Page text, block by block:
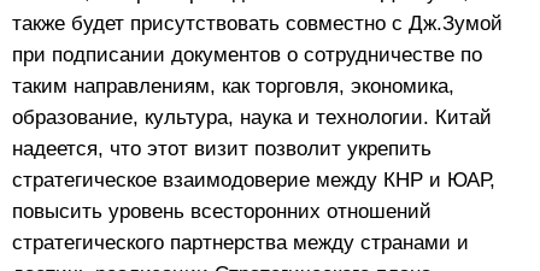
также будет присутствовать совместно с Дж.Зумой
при подписании документов о сотрудничестве по
таким направлениям, как торговля, экономика,
образование, культура, наука и технологии. Китай
надеется, что этот визит позволит укрепить
стратегическое взаимодоверие между КНР и ЮАР,
повысить уровень всесторонних отношений
стратегического партнерства между странами и